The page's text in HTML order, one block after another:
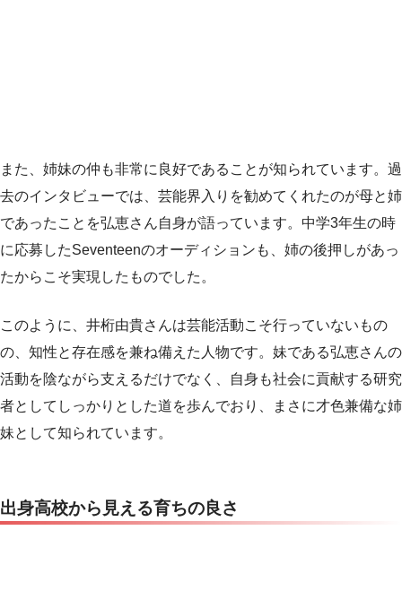
また、姉妹の仲も非常に良好であることが知られています。過
去のインタビューでは、芸能界入りを勧めてくれたのが母と姉
であったことを弘恵さん自身が語っています。中学3年生の時
に応募したSeventeenのオーディションも、姉の後押しがあっ
たからこそ実現したものでした。
このように、井桁由貴さんは芸能活動こそ行っていないもの
の、知性と存在感を兼ね備えた人物です。妹である弘恵さんの
活動を陰ながら支えるだけでなく、自身も社会に貢献する研究
者としてしっかりとした道を歩んでおり、まさに才色兼備な姉
妹として知られています。
出身高校から見える育ちの良さ